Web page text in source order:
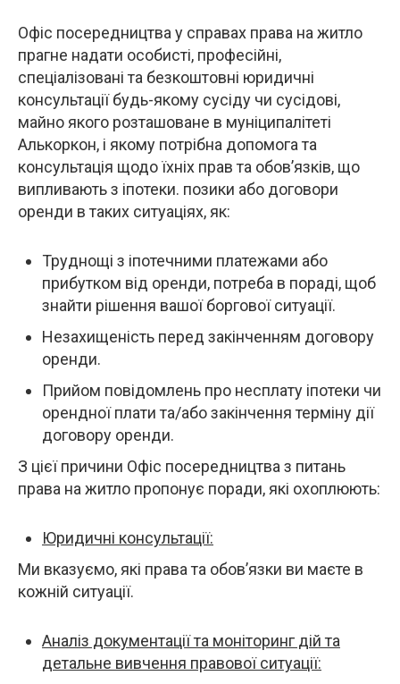
Офіс посередництва у справах права на житло
прагне надати особисті, професійні,
спеціалізовані та безкоштовні юридичні
консультації будь-якому сусіду чи сусідові,
майно якого розташоване в муніципалітеті
Алькоркон, і якому потрібна допомога та
консультація щодо їхніх прав та обов’язків, що
випливають з іпотеки. позики або договори
оренди в таких ситуаціях, як:
Труднощі з іпотечними платежами або
прибутком від оренди, потреба в пораді, щоб
знайти рішення вашої боргової ситуації.
Незахищеність перед закінченням договору
оренди.
Прийом повідомлень про несплату іпотеки чи
орендної плати та/або закінчення терміну дії
договору оренди.
З цієї причини Офіс посередництва з питань
права на житло пропонує поради, які охоплюють:
Юридичні консультації:
Ми вказуємо, які права та обов’язки ви маєте в
кожній ситуації.
Аналіз документації та моніторинг дій та
детальне вивчення правової ситуації: